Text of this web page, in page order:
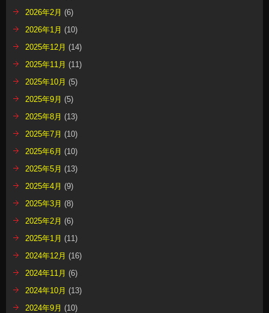
2026年2月 (6)
2026年1月 (10)
2025年12月 (14)
2025年11月 (11)
2025年10月 (5)
2025年9月 (5)
2025年8月 (13)
2025年7月 (10)
2025年6月 (10)
2025年5月 (13)
2025年4月 (9)
2025年3月 (8)
2025年2月 (6)
2025年1月 (11)
2024年12月 (16)
2024年11月 (6)
2024年10月 (13)
2024年9月 (10)